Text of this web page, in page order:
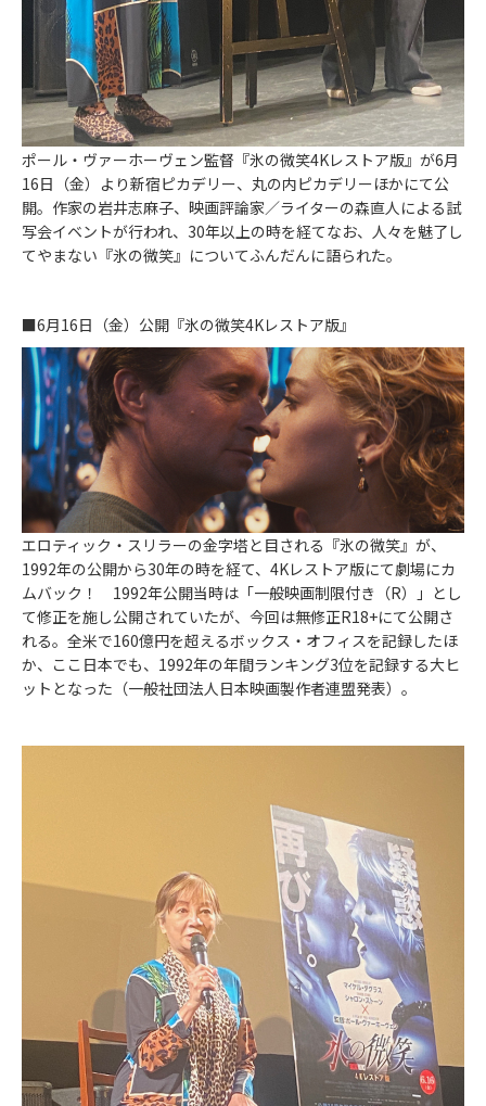
ポール・ヴァーホーヴェン監督『氷の微笑4Kレストア版』が6月
16日（金）より新宿ピカデリー、丸の内ピカデリーほかにて公
開。作家の岩井志麻子、映画評論家／ライターの森直人による試
写会イベントが行われ、30年以上の時を経てなお、人々を魅了し
てやまない『氷の微笑』についてふんだんに語られた。
■6月16日（金）公開『氷の微笑4Kレストア版』
エロティック・スリラーの金字塔と目される『氷の微笑』が、
1992年の公開から30年の時を経て、4Kレストア版にて劇場にカ
ムバック！ 1992年公開当時は「一般映画制限付き（R）」とし
て修正を施し公開されていたが、今回は無修正R18+にて公開さ
れる。全米で160億円を超えるボックス・オフィスを記録したほ
か、ここ日本でも、1992年の年間ランキング3位を記録する大ヒ
ットとなった（一般社団法人日本映画製作者連盟発表）。